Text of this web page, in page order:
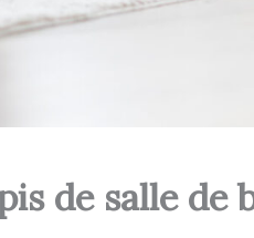
de salle de